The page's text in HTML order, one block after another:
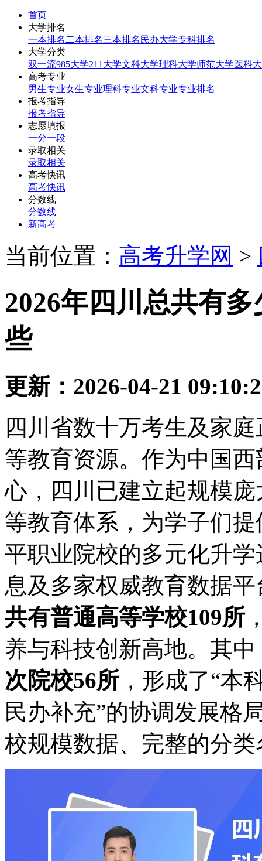
首页
大学排名
一本排名 二本排名三本排名 民办大学专科排名
大学分类
双一流985大学211大学文科大学理科大学师范大学医科
高考专业
男生专业女生专业理科专业文科专业专业排名
报考指导
报考指导
志愿填报
一分一段
录取相关
录取相关
高考快讯
高考快讯
分数线
分数线
新高考
当前位置： 高考升学网 >
2026年四川总共有
些
更新：2026-04-21
四川省数十万考生及家
等教育资源。作为中国
心，四川已建立起规模
等教育体系，为学子们
平职业院校的多元化升
息及多家权威教育数据
共有普通高等学校109所
养与科技创新高地。其中
次院校56所 ，形成了“本
民办补充”的协调发展格
校规模数据、完整的分